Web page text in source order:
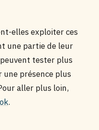
elles exploiter ces
une partie de leur
tester plus
présence plus
aller plus loin,
.